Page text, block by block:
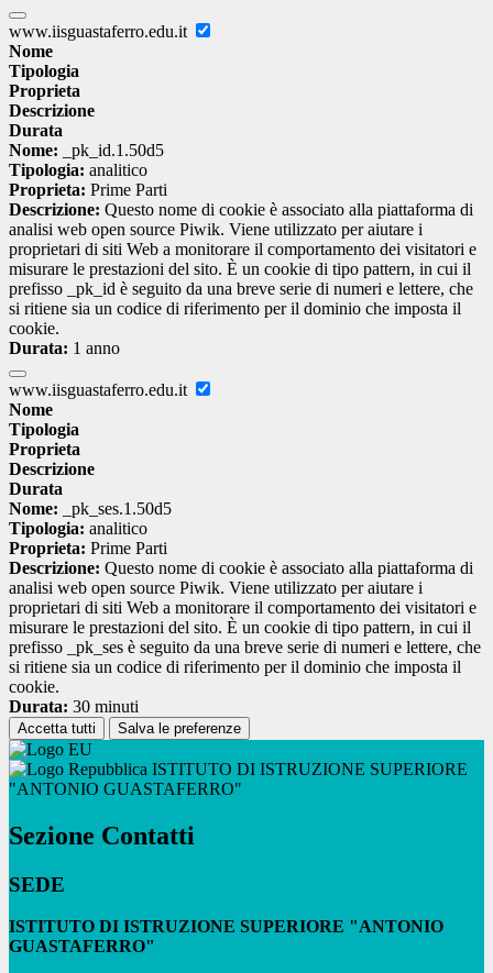
www.iisguastaferro.edu.it
Nome
Tipologia
Proprieta
Descrizione
Durata
Nome: _pk_id.1.50d5
Tipologia: analitico
Proprieta: Prime Parti
Descrizione: Questo nome di cookie è associato alla piattaforma di
analisi web open source Piwik. Viene utilizzato per aiutare i
proprietari di siti Web a monitorare il comportamento dei visitatori e
misurare le prestazioni del sito. È un cookie di tipo pattern, in cui il
prefisso _pk_id è seguito da una breve serie di numeri e lettere, che
si ritiene sia un codice di riferimento per il dominio che imposta il
cookie.
Durata: 1 anno
www.iisguastaferro.edu.it
Nome
Tipologia
Proprieta
Descrizione
Durata
Nome: _pk_ses.1.50d5
Tipologia: analitico
Proprieta: Prime Parti
Descrizione: Questo nome di cookie è associato alla piattaforma di
analisi web open source Piwik. Viene utilizzato per aiutare i
proprietari di siti Web a monitorare il comportamento dei visitatori e
misurare le prestazioni del sito. È un cookie di tipo pattern, in cui il
prefisso _pk_ses è seguito da una breve serie di numeri e lettere, che
si ritiene sia un codice di riferimento per il dominio che imposta il
cookie.
Durata: 30 minuti
Accetta tutti Salva le preferenze
ISTITUTO DI ISTRUZIONE SUPERIORE
"ANTONIO GUASTAFERRO"
Sezione Contatti
SEDE
ISTITUTO DI ISTRUZIONE SUPERIORE "ANTONIO
GUASTAFERRO"